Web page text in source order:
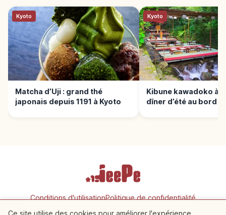
Kyoto
Matcha d’Uji : grand thé
japonais depuis 1191 à Kyoto
Kyoto
Kibune kawadoko à
dîner d’été au bord
Conditions d'utilisationPolitique de confidentialité
Ce site utilise des cookies pour améliorer l'expérience